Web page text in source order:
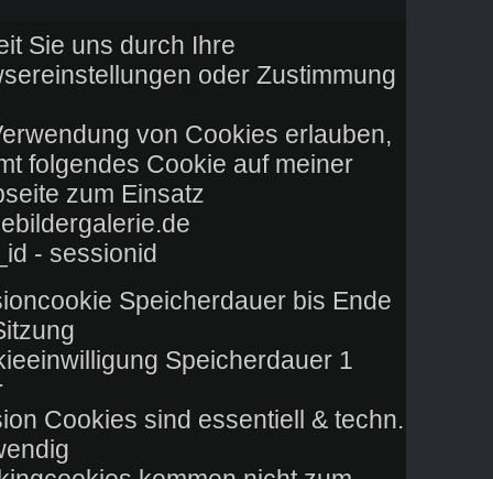
Soweit Sie uns durch Ihre
Browsereinstellungen oder Zustimmung
die Verwendung von Cookies erlauben,
kommt folgendes Cookie auf meiner
Webseite zum Einsatz:
meinebildergalerie.de
pwg_id - sessionid
Sessioncookie Speicherdauer bis Ende
der Sitzung
Cookieeinwilligung Speicherdauer 1
Session Cookies sind essentiell & techn.
notwendig.